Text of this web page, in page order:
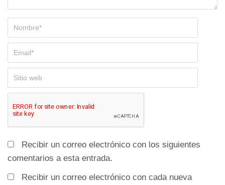
Recibir un correo electrónico con los siguientes
comentarios a esta entrada.
Recibir un correo electrónico con cada nueva